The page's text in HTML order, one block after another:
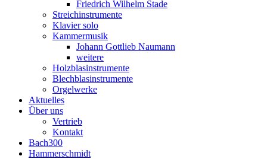
Friedrich Wilhelm Stade
Streichinstrumente
Klavier solo
Kammermusik
Johann Gottlieb Naumann
weitere
Holzblasinstrumente
Blechblasinstrumente
Orgelwerke
Aktuelles
Über uns
Vertrieb
Kontakt
Bach300
Hammerschmidt